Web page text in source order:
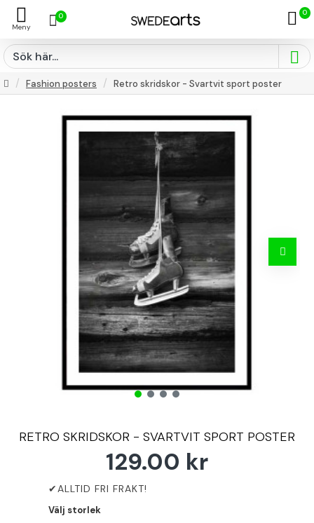
0 0
Fashion posters Retro skridskor - Svartvit sport poster
RETRO SKRIDSKOR - SVARTVIT SPORT POSTER
129.00 kr
Välj storlek